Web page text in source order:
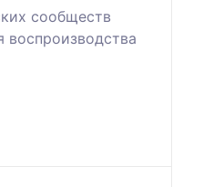
сообществ
воспроизводства